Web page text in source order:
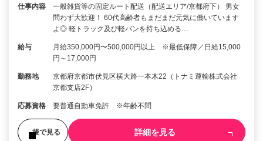
仕事内容
一般雑貨等の固定ルート配送（配送エリア/京都府下） 男女
問わず大歓迎！ 60代高齢者もまだまだ元気に働いています
よ◎ 軽トラック及び軽バンを持ち込める…
給与
月給350,000円〜500,000円以上 ※最低保障／日給15,000
円～17,000円
勤務地
京都府京都市伏見区横大路一本木22（トナミ運輸株式会社
京都支店2F）
応募資格 要普通自動車免許 ※年齢不問
後で見る 詳細を見る